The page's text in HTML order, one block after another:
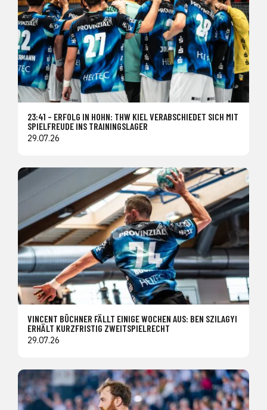
23:41 – ERFOLG IN HOHN: THW KIEL VERABSCHIEDET SICH MIT
SPIELFREUDE INS TRAININGSLAGER
29.07.26
VINCENT BÜCHNER FÄLLT EINIGE WOCHEN AUS: BEN SZILAGYI
ERHÄLT KURZFRISTIG ZWEITSPIELRECHT
29.07.26